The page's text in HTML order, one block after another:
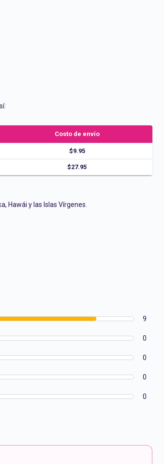
Costo de envío
$9.95
$27.95
Hawái y las Islas Vírgenes.
9
0
0
0
0